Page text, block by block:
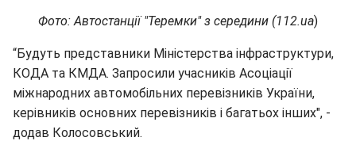
Фото: Автостанції "Теремки" з середини (112.ua)
“Будуть представники Міністерства інфраструктури,
КОДА та КМДА. Запросили учасників Асоціації
міжнародних автомобільних перевізників України,
керівників основних перевізників і багатьох інших", -
додав Колосовський.